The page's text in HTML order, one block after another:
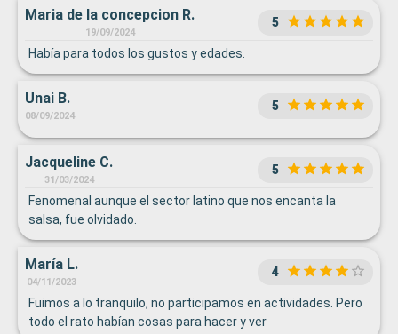
Maria de la concepcion R.
19/09/2024
5
Había para todos los gustos y edades.
Unai B.
08/09/2024
5
Jacqueline C.
31/03/2024
5
Fenomenal aunque el sector latino que nos encanta la
salsa, fue olvidado.
María L.
04/11/2023
4
Fuimos a lo tranquilo, no participamos en actividades. Pero
todo el rato habían cosas para hacer y ver